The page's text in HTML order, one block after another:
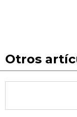
Otros